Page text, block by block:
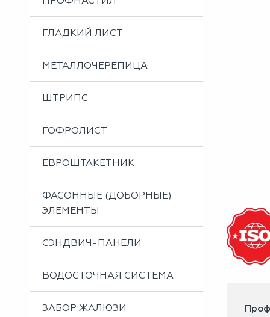
Металлоизделия
Проектирование вентилируемых фасадов
Вальцовка листового металла
ГЛАДКИЙ ЛИСТ
МЕТАЛЛОЧЕРЕПИЦА
ШТРИПС
ГОФРОЛИСТ
ЕВРОШТАКЕТНИК
ФАСОННЫЕ (ДОБОРНЫЕ)
ЭЛЕМЕНТЫ
СЭНДВИЧ-ПАНЕЛИ
ВОДОСТОЧНАЯ СИСТЕМА
ЗАБОР ЖАЛЮЗИ